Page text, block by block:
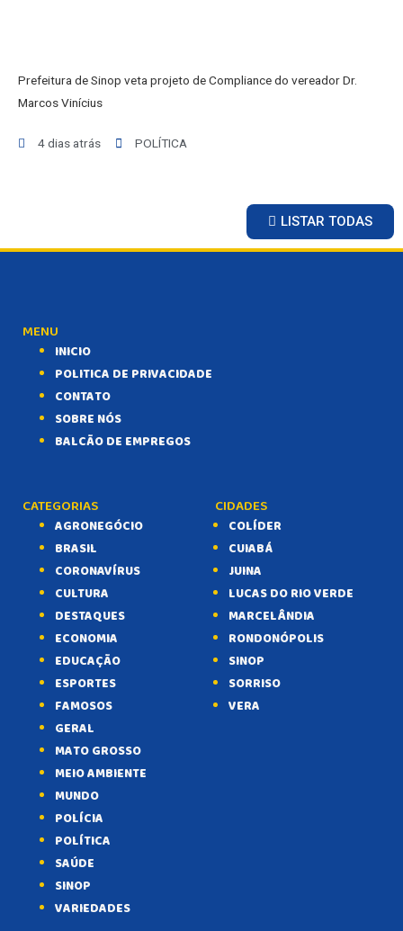
Prefeitura de Sinop veta projeto de Compliance do vereador Dr.
Marcos Vinícius
4 dias atrás POLÍTICA
LISTAR TODAS
MENU
INICIO
POLITICA DE PRIVACIDADE
CONTATO
SOBRE NÓS
BALCÃO DE EMPREGOS
CATEGORIAS
AGRONEGÓCIO
BRASIL
CORONAVÍRUS
CULTURA
DESTAQUES
ECONOMIA
EDUCAÇÃO
ESPORTES
FAMOSOS
GERAL
MATO GROSSO
MEIO AMBIENTE
MUNDO
POLÍCIA
POLÍTICA
SAÚDE
SINOP
VARIEDADES
CIDADES
COLÍDER
CUIABÁ
JUINA
LUCAS DO RIO VERDE
MARCELÂNDIA
RONDONÓPOLIS
SINOP
SORRISO
VERA